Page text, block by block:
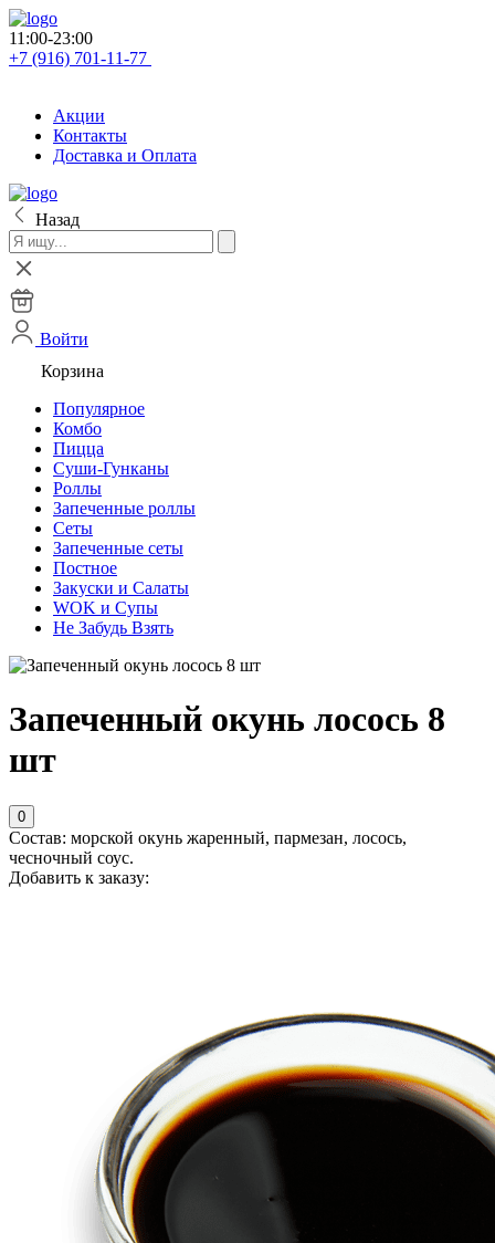
11:00-23:00
+7 (916) 701-11-77
Акции
Контакты
Доставка и Оплата
Назад
Войти
Корзина
Популярное
Комбо
Пицца
Суши-Гунканы
Роллы
Запеченные роллы
Сеты
Запеченные сеты
Постное
Закуски и Салаты
WOK и Супы
Не Забудь Взять
Запеченный окунь лосось 8
шт
0
Состав: морской окунь жаренный, пармезан, лосось,
чесночный соус.
Добавить к заказу: